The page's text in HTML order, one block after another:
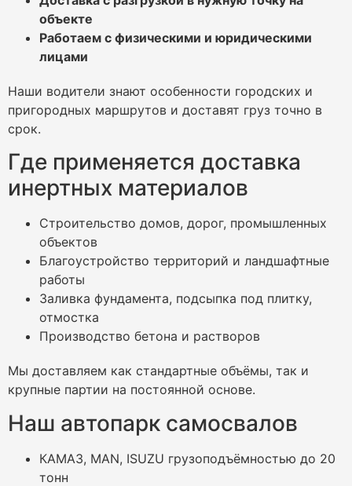
объекте
Работаем с физическими и юридическими
лицами
Наши водители знают особенности городских и
пригородных маршрутов и доставят груз точно в
срок.
Где применяется доставка
инертных материалов
Строительство домов, дорог, промышленных
объектов
Благоустройство территорий и ландшафтные
работы
Заливка фундамента, подсыпка под плитку,
отмостка
Производство бетона и растворов
Мы доставляем как стандартные объёмы, так и
крупные партии на постоянной основе.
Наш автопарк самосвалов
КАМАЗ, MAN, ISUZU грузоподъёмностью до 20
тонн